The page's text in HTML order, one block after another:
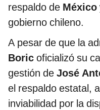
respaldo de México
gobierno chileno.
A pesar de que la
Boric oficializó su
gestión de José
el respaldo estatal,
inviabilidad por la